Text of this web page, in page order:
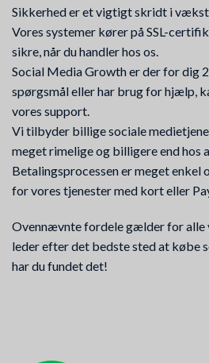
Sikkerhed er et vigtigt skridt i
Vores systemer kører på SSL-
sikre, når du handler hos os.
Social Media Growth er der for dig
spørgsmål eller har brug for hjælp,
vores support.
Vi tilbyder billige sociale
meget rimelige og billigere end hos
Betalingsprocessen er meget enkel
for vores tjenester med kort eller
Ovennævnte fordele gælder for alle
leder efter det bedste sted at købe
har du fundet det!